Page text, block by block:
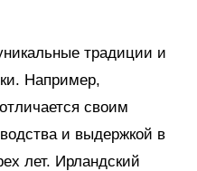
традиции и
Например,
своим
и выдержкой в
лет. Ирландский